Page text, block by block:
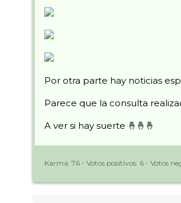
Por otra parte hay noticias
Parece que la consulta
A ver si hay suerte 🤞🤞🤞
Karma: 76 - Votos positivos: 6 - Votos